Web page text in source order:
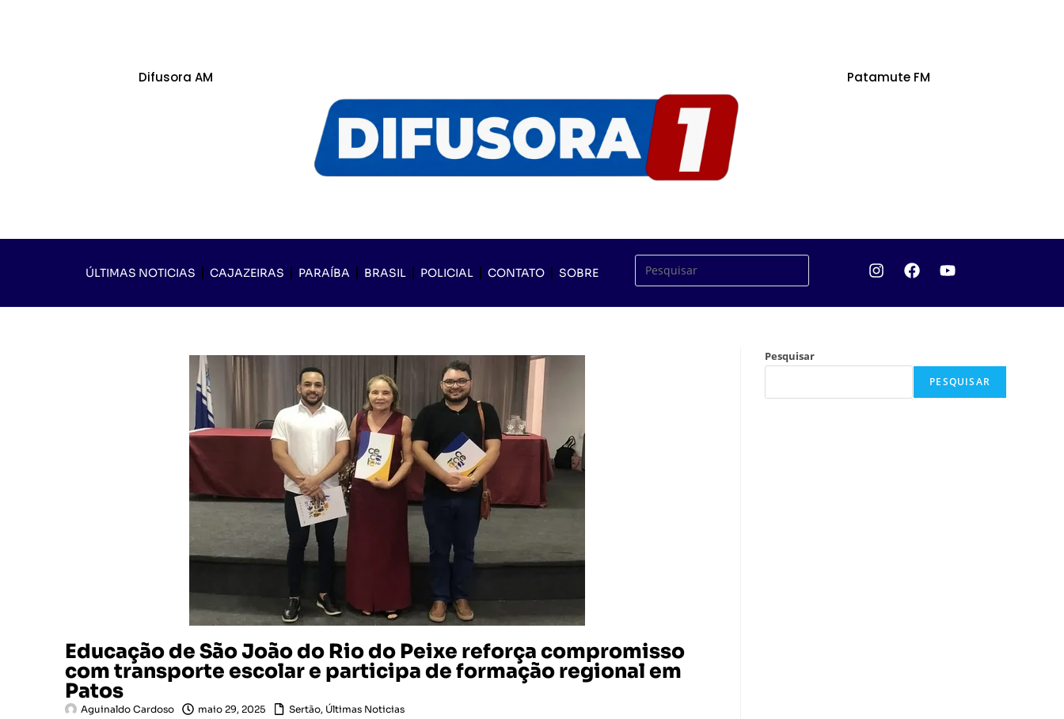
Difusora AM Patamute FM
ÚLTIMAS NOTICIAS CAJAZEIRAS PARAÍBA BRASIL POLICIAL CONTATO SOBRE
Educação de São João do Rio do Peixe reforça compromisso
com transporte escolar e participa de formação regional em
Patos
Aguinaldo Cardoso maio 29, 2025 Sertão, Últimas Noticias
Pesquisar
PESQUISAR